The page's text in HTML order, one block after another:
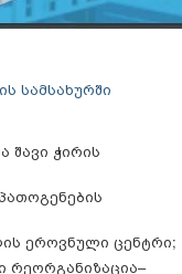
სამსახურში
შავი ჭირის
ეროვნული ცენტრი;
რეორგანიზაცია–